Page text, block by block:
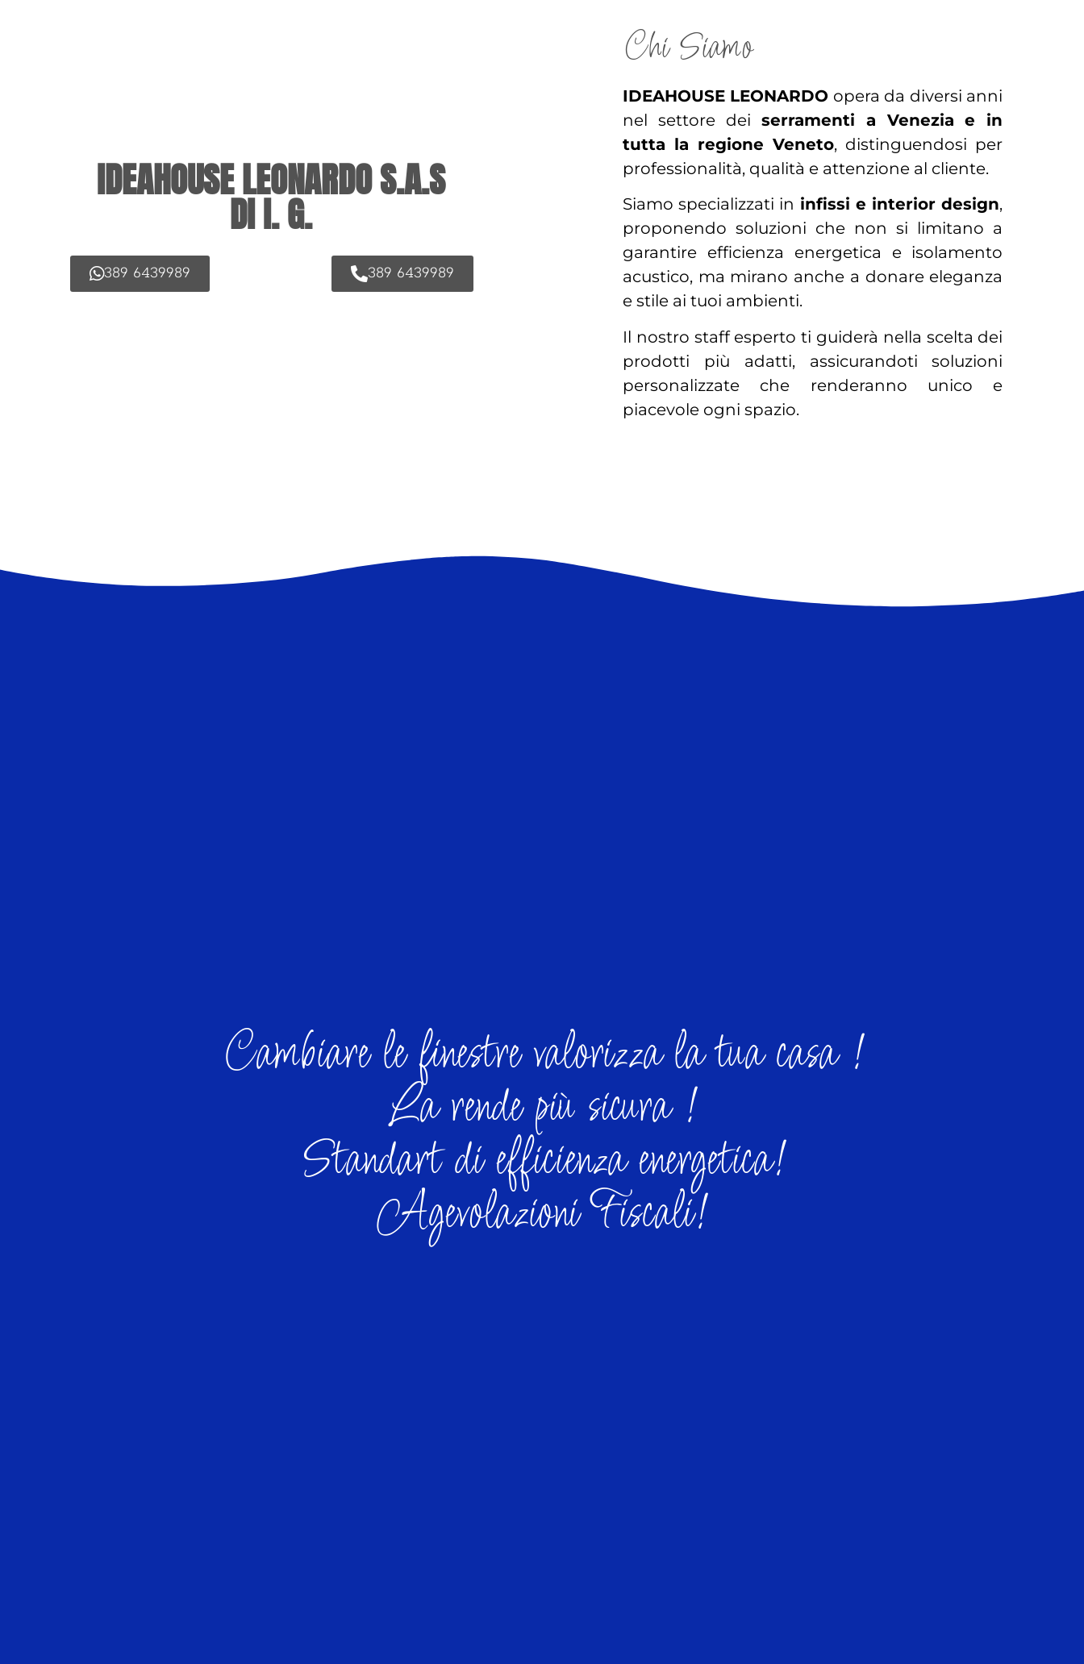
IDEAHOUSE LEONARDO S.A.S
DI I. G.
389 6439989 389 6439989
Chi Siamo
IDEAHOUSE LEONARDO opera da diversi anni
nel settore dei serramenti a Venezia e in
tutta la regione Veneto, distinguendosi per
professionalità, qualità e attenzione al cliente.
Siamo specializzati in infissi e interior design,
proponendo soluzioni che non si limitano a
garantire efficienza energetica e isolamento
acustico, ma mirano anche a donare eleganza
e stile ai tuoi ambienti.
Il nostro staff esperto ti guiderà nella scelta dei
prodotti più adatti, assicurandoti soluzioni
personalizzate che renderanno unico e
piacevole ogni spazio.
Cambiare le finestre valorizza la tua casa !
La rende più sicura !
Standart di efficienza energetica!
Agevolazioni Fiscali!